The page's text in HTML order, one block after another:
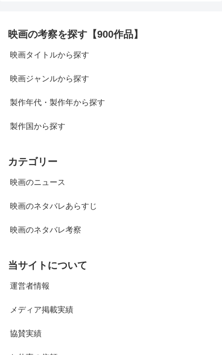
映画の考察を探す【900作品】
映画タイトルから探す
映画ジャンルから探す
製作年代・製作年から探す
製作国から探す
カテゴリー
映画のニュース
映画のネタバレあらすじ
映画のネタバレ考察
当サイトについて
運営者情報
メディア掲載実績
協賛実績